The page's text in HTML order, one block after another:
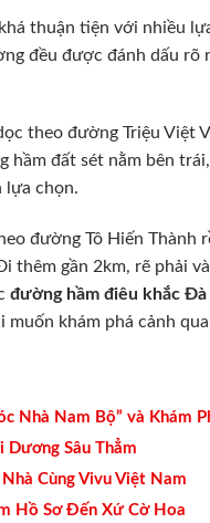
khá thuận tiện với nhiều
đều được đánh dấu rõ
theo đường Triệu Việt
hầm đất sét nằm bên
lựa chọn.
đường Tô Hiến Thành
gần 2km, rẽ phải
đường hầm điêu khắc Đà
khám phá cảnh
Nhà Nam Bộ” và Khám
Dương Sâu Thẳm
Cùng Vivu Việt Nam
Hồ Sơ Đến Xứ Cờ Hoa